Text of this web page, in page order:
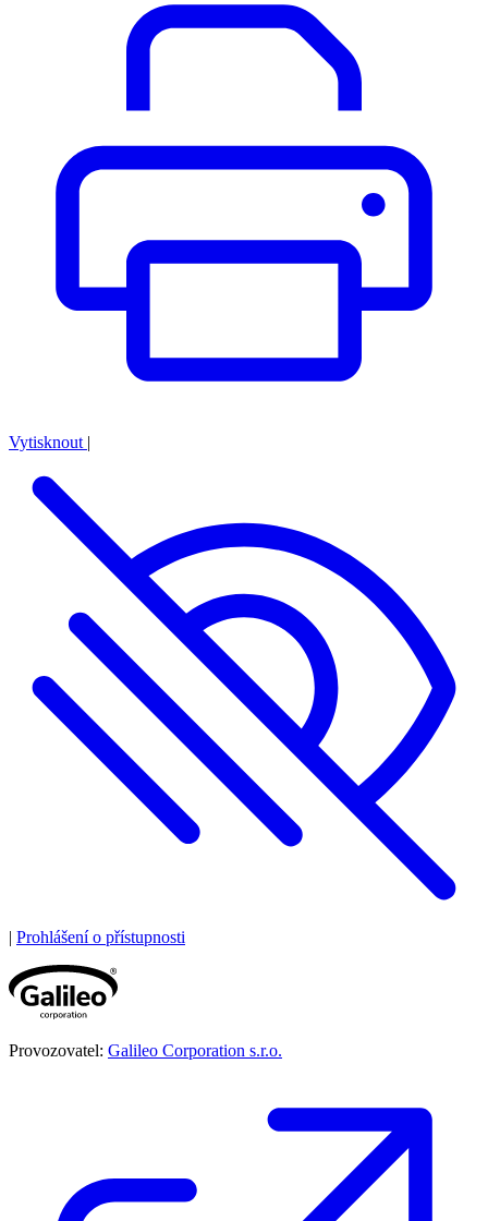
Vytisknout |
| Prohlášení o přístupnosti
Provozovatel: Galileo Corporation s.r.o.